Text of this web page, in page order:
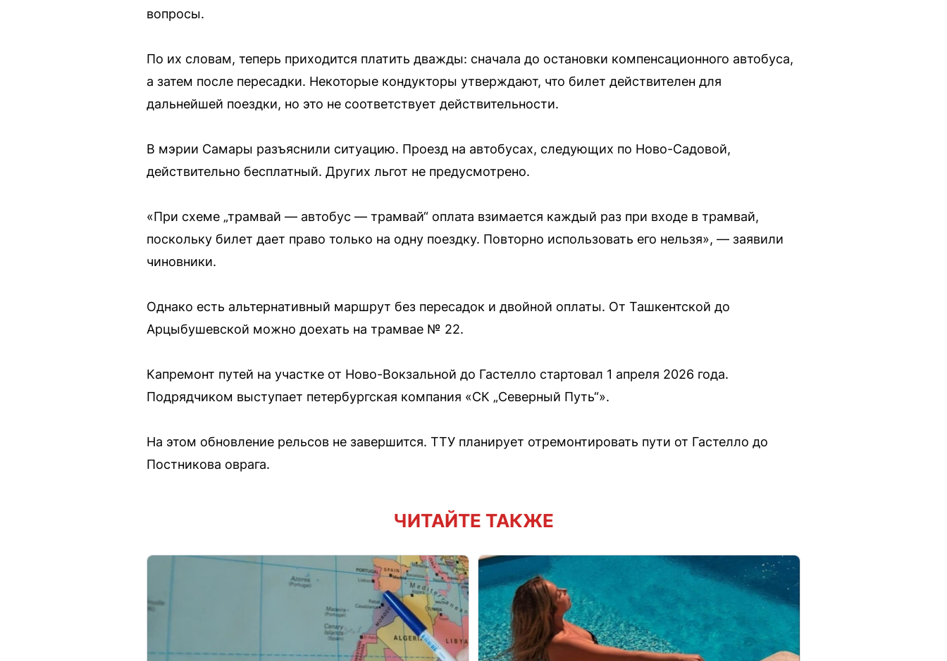
вопросы.
По их словам, теперь приходится платить дважды: сначала до остановки компенсационного автобуса,
а затем после пересадки. Некоторые кондукторы утверждают, что билет действителен для
дальнейшей поездки, но это не соответствует действительности.
В мэрии Самары разъяснили ситуацию. Проезд на автобусах, следующих по Ново-Садовой,
действительно бесплатный. Других льгот не предусмотрено.
«При схеме „трамвай — автобус — трамвай“ оплата взимается каждый раз при входе в трамвай,
поскольку билет дает право только на одну поездку. Повторно использовать его нельзя», — заявили
чиновники.
Однако есть альтернативный маршрут без пересадок и двойной оплаты. От Ташкентской до
Арцыбушевской можно доехать на трамвае № 22.
Капремонт путей на участке от Ново-Вокзальной до Гастелло стартовал 1 апреля 2026 года.
Подрядчиком выступает петербургская компания «СК „Северный Путь“».
На этом обновление рельсов не завершится. ТТУ планирует отремонтировать пути от Гастелло до
Постникова оврага.
ЧИТАЙТЕ ТАКЖЕ